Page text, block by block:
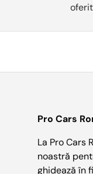
Pro Cars
La Pro Cars
noastră
ghidează în